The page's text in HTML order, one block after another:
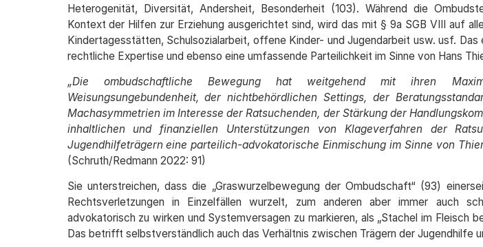
Heterogenität, Diversität, Andersheit, Besonderheit (103). Während die
Kontext der Hilfen zur Erziehung ausgerichtet sind, wird das mit § 9a SGB VIII auf
Kindertagesstätten, Schulsozialarbeit, offene Kinder- und Jugendarbeit usw. usf.
rechtliche Expertise und ebenso eine umfassende Parteilichkeit im Sinne von Hans
„Die ombudschaftliche Bewegung hat weitgehend mit ihren
Weisungsungebundenheit, der nichtbehördlichen Settings, der
Machasymmetrien im Interesse der Ratsuchenden, der Stärkung der
inhaltlichen und finanziellen Unterstützungen von Klageverfahren der
Jugendhilfeträgern eine parteilich-advokatorische Einmischung im Sinne von
(Schruth/Redmann 2022: 91)
Sie unterstreichen, dass die „Graswurzelbewegung der Ombudschaft“ (93)
Rechtsverletzungen in Einzelfällen wurzelt, zum anderen aber immer auch
advokatorisch zu wirken und Systemversagen zu markieren, als „Stachel im Fleisch
Das betrifft selbstverständlich auch das Verhältnis zwischen Trägern der Jugendhilfe